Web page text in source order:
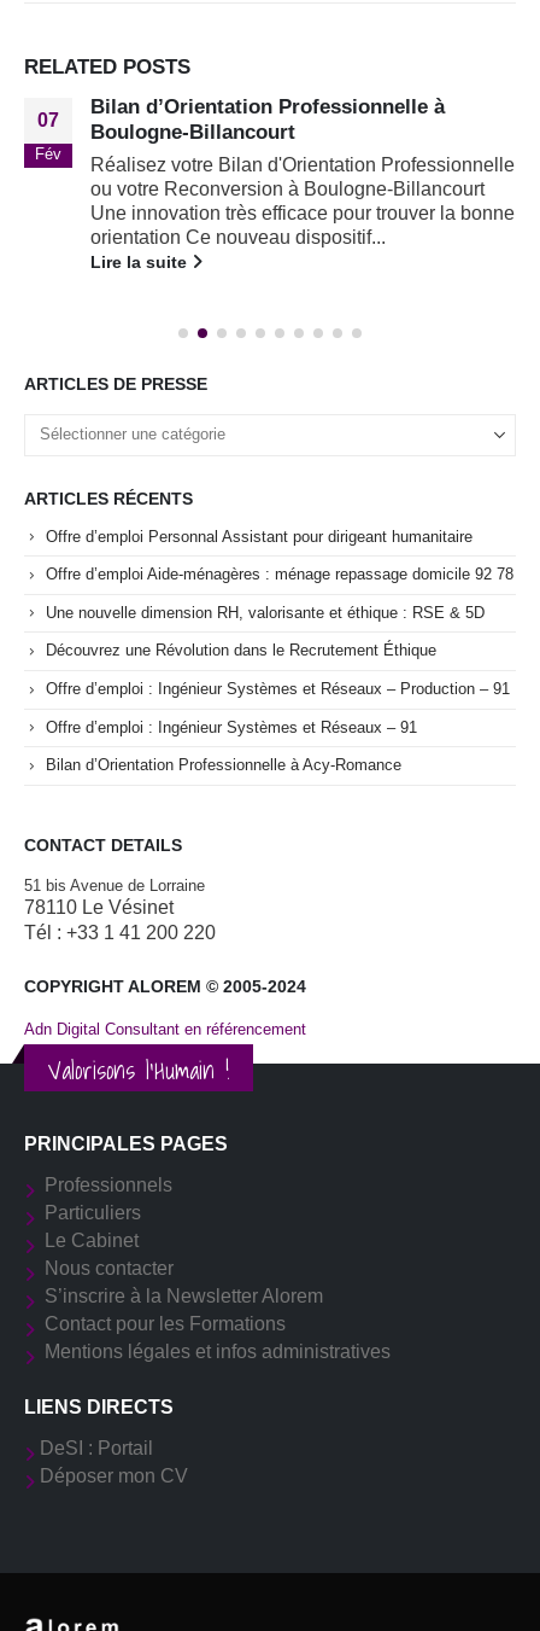
RELATED POSTS
07
Fév
Bilan d’Orientation Professionnelle à
Boulogne-Billancourt
Réalisez votre Bilan d'Orientation Professionnelle
ou votre Reconversion à Boulogne-Billancourt
Une innovation très efficace pour trouver la bonne
orientation Ce nouveau dispositif...
Lire la suite
ARTICLES DE PRESSE
ARTICLES RÉCENTS
Offre d’emploi Personnal Assistant pour dirigeant humanitaire
Offre d’emploi Aide-ménagères : ménage repassage domicile 92 78
Une nouvelle dimension RH, valorisante et éthique : RSE & 5D
Découvrez une Révolution dans le Recrutement Éthique
Offre d’emploi : Ingénieur Systèmes et Réseaux – Production – 91
Offre d’emploi : Ingénieur Systèmes et Réseaux – 91
Bilan d’Orientation Professionnelle à Acy-Romance
CONTACT DETAILS
51 bis Avenue de Lorraine
78110 Le Vésinet
Tél : +33 1 41 200 220
COPYRIGHT ALOREM © 2005-2024
Adn Digital Consultant en référencement
Valorisons l'Humain !
PRINCIPALES PAGES
Professionnels
Particuliers
Le Cabinet
Nous contacter
S’inscrire à la Newsletter Alorem
Contact pour les Formations
Mentions légales et infos administratives
LIENS DIRECTS
DeSI : Portail
Déposer mon CV